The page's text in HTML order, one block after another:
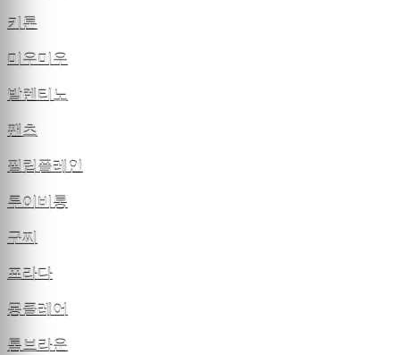
키톤
미우미우
발렌티노
팬츠
필립플레인
루이비통
구찌
프라다
몽클레어
톰브라운